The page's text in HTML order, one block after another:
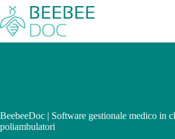
Salta
al
contenuto
BeebeeDoc | Software gestionale medico in
poliambulatori